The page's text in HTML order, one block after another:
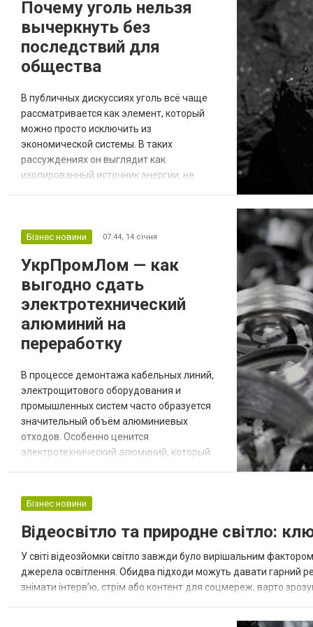
является административным центром
Харьковской области. Благодаря
выгодному геог...
Почему уголь нельзя
вычеркнуть без
последствий для
общества
В публичных дискуссиях уголь всё чаще
рассматривается как элемент, который
можно просто исключить из
экономической системы. В таких
рассуждениях он выглядит как
изолированный источник энергии, не
чем принято считать, и его резкое
энергетику, но и основы социальной
стабильности. Уголь как часть
Бізнес новини 07:44, 14 січня
УкрПромЛом — как
выгодно сдать
электротехнический
алюминий на
переработку
В процессе демонтажа кабельных линий,
электрощитового оборудования и
промышленных систем часто образуется
значительный объём алюминиевых
отходов. Особенно ценится
электротехнический алюминий, который
По опыту специалистов УкрПромЛом,
правильная сортировка и своевременная
сдача такого металла позволяют получить
максимально выгодную компенсацию. Что
относится к электротехническому...
Бізнес новини
Відеосвітло та природне світло:
У світі відеозйомки світло завжди було вирішальним
джерела освітлення. Обидва підходи можуть давати гарний
знімати інтерв’ю, стрім або контент для соцмереж, варто